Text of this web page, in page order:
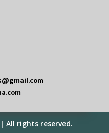
All rights reserved.